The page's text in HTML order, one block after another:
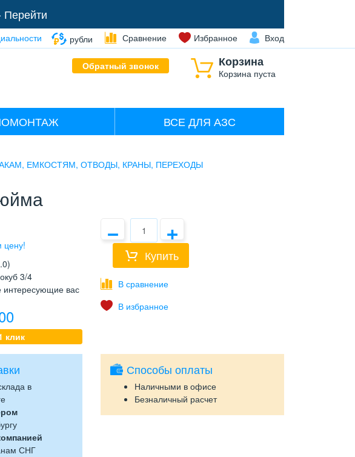
Перейти
рубли Сравнение Избранное Вход
Корзина
Корзина пуста
Обратный звонок
ВСЕ ДЛЯ АЗС
ЕМКОСТЯМ, ОТВОДЫ, КРАНЫ, ПЕРЕХОДЫ
3/4
вас
клик
− +
Купить
в
СНГ
Способы оплаты
Наличными в офисе
Безналичный расчет